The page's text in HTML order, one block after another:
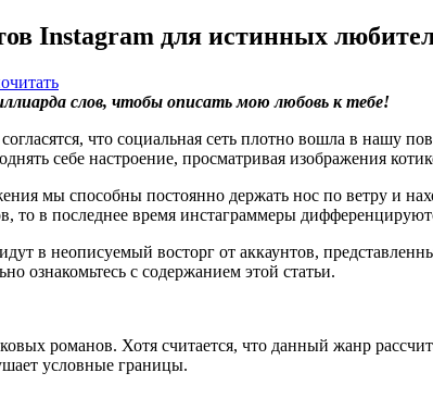
Instagram для истинных
слов, чтобы описать мою любовь к тебе!
что социальная сеть плотно вошла в нашу
себе настроение, просматривая изображения
мы способны постоянно держать нос по ветру и
то в последнее время инстаграммеры
в неописуемый восторг от аккаунтов,
ознакомьтесь с содержанием этой статьи.
романов. Хотя считается, что данный жанр
условные границы.